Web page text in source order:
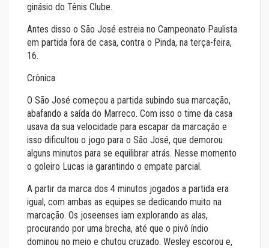
ginásio do Tênis Clube.
Antes disso o São José estreia no Campeonato Paulista
em partida fora de casa, contra o Pinda, na terça-feira,
16.
Crônica
O São José começou a partida subindo sua marcação,
abafando a saída do Marreco. Com isso o time da casa
usava da sua velocidade para escapar da marcação e
isso dificultou o jogo para o São José, que demorou
alguns minutos para se equilibrar atrás. Nesse momento
o goleiro Lucas ia garantindo o empate parcial.
A partir da marca dos 4 minutos jogados a partida era
igual, com ambas as equipes se dedicando muito na
marcação. Os joseenses iam explorando as alas,
procurando por uma brecha, até que o pivô índio
dominou no meio e chutou cruzado. Wesley escorou e,